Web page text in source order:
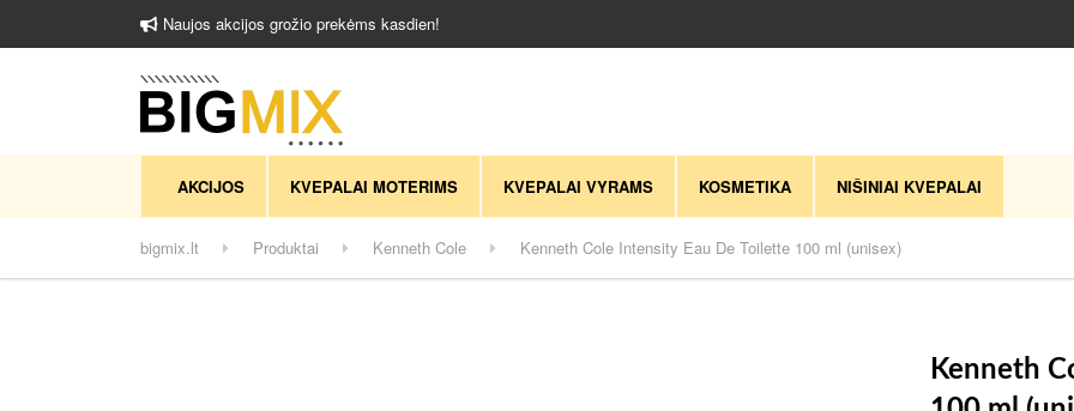
Naujos akcijos grožio prekėms kasdien!
AKCIJOS KVEPALAI MOTERIMS KVEPALAI VYRAMS KOSMETIKA NIŠINIAI KVEPALAI
bigmix.lt Produktai Kenneth Cole Kenneth Cole Intensity Eau De Toilette 100 ml (unisex)
Kenneth